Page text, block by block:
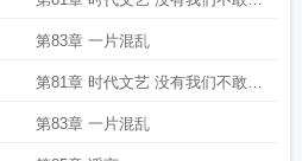
的书
第83章 一片混乱
第81章 时代文艺 没有我们不敢出
的书
第83章 一片混乱